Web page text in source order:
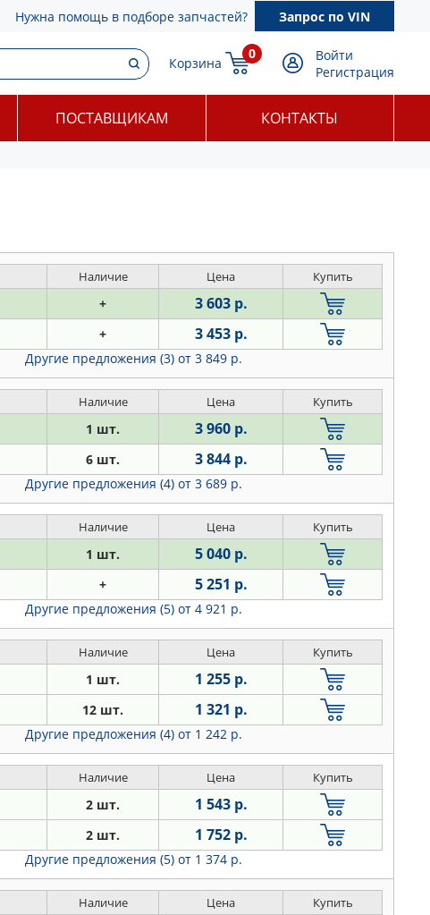
Нужна помощь в подборе запчастей? Запрос по VIN
Корзина
0
Войти
Регистрация
ПОСТАВЩИКАМ КОНТАКТЫ
Наличие Цена Купить
+ 3 603 р.
+ 3 453 р.
Другие предложения (3) от 3 849 р.
Наличие Цена Купить
1 шт. 3 960 р.
6 шт. 3 844 р.
Другие предложения (4) от 3 689 р.
Наличие Цена Купить
1 шт. 5 040 р.
+ 5 251 р.
Другие предложения (5) от 4 921 р.
Наличие Цена Купить
1 шт. 1 255 р.
12 шт. 1 321 р.
Другие предложения (4) от 1 242 р.
Наличие Цена Купить
2 шт. 1 543 р.
2 шт. 1 752 р.
Другие предложения (5) от 1 374 р.
Наличие Цена Купить